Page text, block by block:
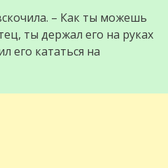
– Как ты можешь
ты держал его на руках
его кататься на